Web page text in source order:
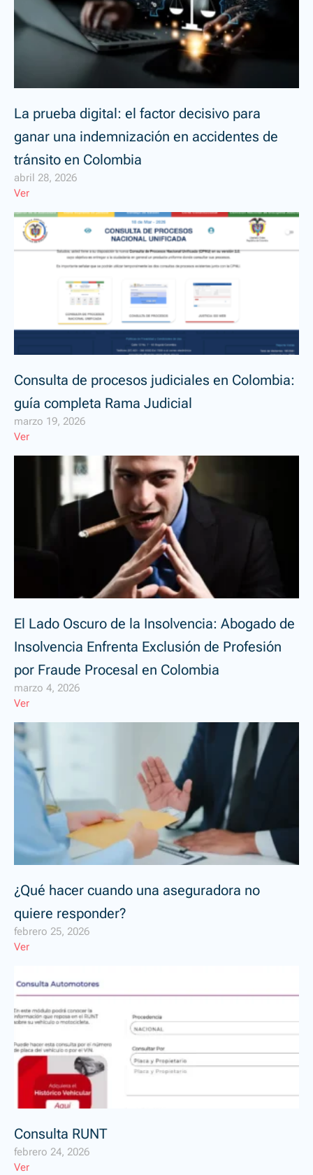
La prueba digital: el factor decisivo para
ganar una indemnización en accidentes de
tránsito en Colombia
abril 28, 2026
Ver
Consulta de procesos judiciales en Colombia:
guía completa Rama Judicial
marzo 19, 2026
Ver
El Lado Oscuro de la Insolvencia: Abogado de
Insolvencia Enfrenta Exclusión de Profesión
por Fraude Procesal en Colombia
marzo 4, 2026
Ver
¿Qué hacer cuando una aseguradora no
quiere responder?
febrero 25, 2026
Ver
Consulta RUNT
febrero 24, 2026
Ver